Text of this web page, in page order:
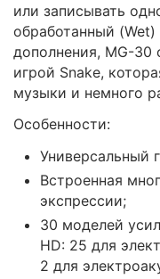
или записывать
обработанный (Wet)
дополнения, MG-
игрой Snake,
музыки и немного
Особенности:
Универсальный
Встроенная
экспрессии;
30 моделей
HD: 25 для
2 для